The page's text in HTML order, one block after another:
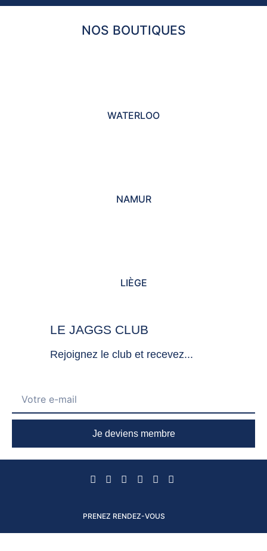
NOS BOUTIQUES
WATERLOO
NAMUR
LIÈGE
LE JAGGS CLUB
Rejoignez le club et recevez...
Je deviens membre
PRENEZ RENDEZ-VOUS